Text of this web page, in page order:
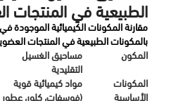
الطبيعية في المنتجات
مقارنة المكونات الكيميائية الموجودة
بالمكونات الطبيعية في المنتجات
المكون
مساحيق الغسيل
التقليدية
المكونات
الأساسية
مواد كيميائية قوية
(فوسفات، كلور، عطور